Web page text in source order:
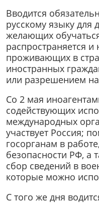
Вводится
русскому языку для
желающих
распространяется
проживающих в
иностранных
или разрешением
Со 2 мая
содействующих
международных
участвует Россия;
госорганам в
безопасности РФ, а
сбор сведений в
которые можно
С того же дня